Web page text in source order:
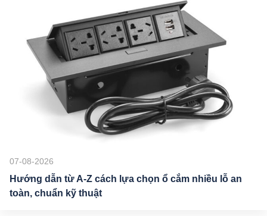
07-08-2026
Hướng dẫn từ A-Z cách lựa chọn ổ cắm nhiều lỗ an
toàn, chuẩn kỹ thuật